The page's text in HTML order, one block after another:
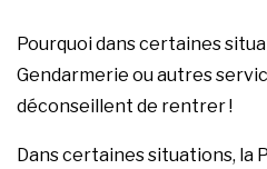
Pourquoi dans certaines
Gendarmerie ou autres
déconseillent de rentrer !
Dans certaines situations, la